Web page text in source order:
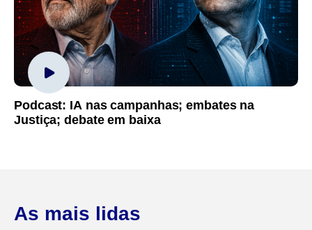
Podcast: IA nas campanhas; embates na
Justiça; debate em baixa
As mais lidas